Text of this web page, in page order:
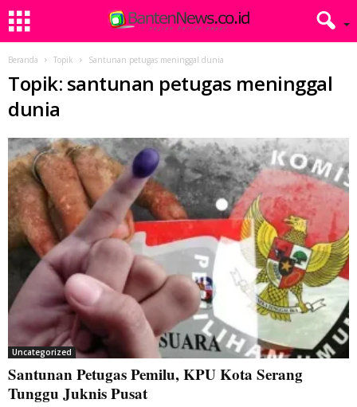
Beranda Topik Santunan petugas meninggal dunia
Topik: santunan petugas meninggal
dunia
Uncategorized
Santunan Petugas Pemilu, KPU Kota Serang
Tunggu Juknis Pusat